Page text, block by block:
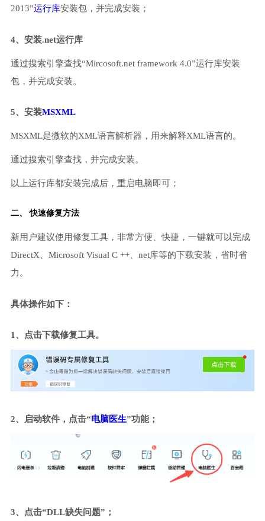
2013”运行库安装包，并完成安装；
4、安装.net运行库
通过搜索引擎查找“Mircosoft.net framework 4.0”运行库安装
包，并完成安装。
5、安装MSXML
MSXML是微软的XML语言解析器，用来解释XML语言的。
通过搜索引擎查找，并完成安装。
以上运行库都安装完成后，重启电脑即可；
二、 快速修复方法
新用户建议使用修复工具，非常方便、快捷，一键就可以完成
DirectX、Microsoft Visual C ++、net库等的下载安装，省时省
力。
具体操作如下：
1、点击下载修复工具。
2、启动软件，点击“电脑医生”功能；
3、点击“DLL缺失问题”；